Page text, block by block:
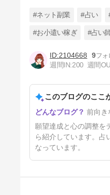
【2026年】波動を高めて
標を叶えるシンプルな
#ネット副業 #占い
#お小遣い稼ぎ #占い
2104668
9
週間IN:200 週間
このブログのここ
前向き
願望達成と心の調整を
ら紹介しています。占
なっています。